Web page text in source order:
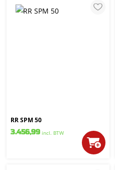
RR SPM 50
3.456,99 incl. BTW